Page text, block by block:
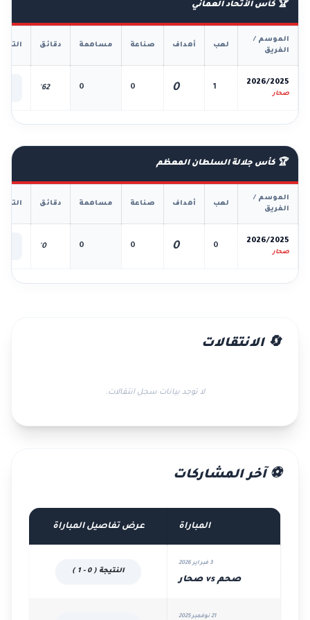
🏆 كأس الأتحاد العماني
الموسم /
الفريق
لعب أهداف صناعة مساهمة دقائق
2026/2025
صحار
1
0
0
0
62'
🏆 كأس جلالة السلطان المعظم
الموسم /
الفريق
لعب أهداف صناعة مساهمة دقائق
2026/2025
صحار
0
0
0
0
0'
🔄 الانتقالات
لا توجد بيانات سجل انتقالات.
⚽ آخر المشاركات
المباراة عرض تفاصيل المباراة
3 فبراير 2026
صحم vs صحار
النتيجة ( 0 - 1 )
21 نوفمبر 2025